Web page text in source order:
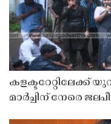
കളക്ടറേറ്റിലേക്ക്
മാർച്ചിന് നേരെ